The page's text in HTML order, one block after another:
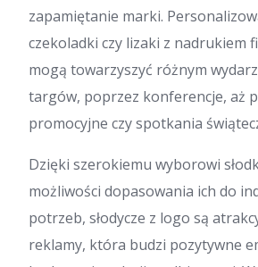
zapamiętanie marki.
czekoladki czy lizaki z nadrukiem
mogą towarzyszyć różnym
targów, poprzez konferencje, aż
promocyjne czy spotkania
Dzięki szerokiemu wyborowi
możliwości dopasowania ich do
potrzeb, słodycze z logo są
reklamy, która budzi pozytywne